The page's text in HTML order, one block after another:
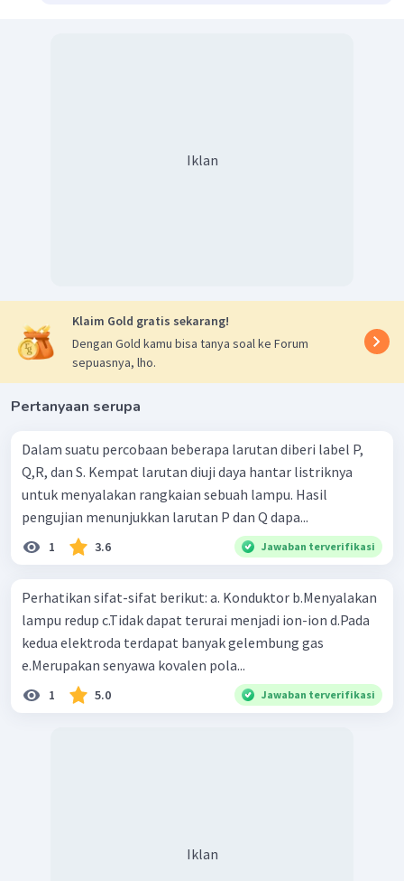
Iklan
Klaim Gold gratis sekarang!
Dengan Gold kamu bisa tanya soal ke Forum
sepuasnya, lho.
Pertanyaan serupa
Dalam suatu percobaan beberapa larutan diberi label P,
Q,R, dan S. Kempat larutan diuji daya hantar listriknya
untuk menyalakan rangkaian sebuah lampu. Hasil
pengujian menunjukkan larutan P dan Q dapa...
1 3.6 Jawaban terverifikasi
Perhatikan sifat-sifat berikut: a. Konduktor b.Menyalakan
lampu redup c.Tidak dapat terurai menjadi ion-ion d.Pada
kedua elektroda terdapat banyak gelembung gas
e.Merupakan senyawa kovalen pola...
1 5.0 Jawaban terverifikasi
Iklan